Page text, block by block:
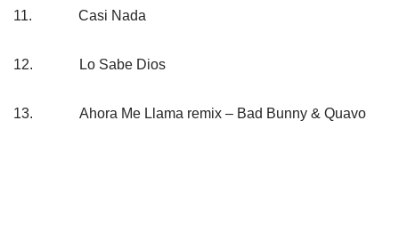
11. Casi Nada
12. Lo Sabe Dios
13. Ahora Me Llama remix – Bad Bunny & Quavo